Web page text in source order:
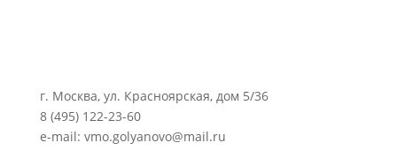
г. Москва, ул. Красноярская, дом 5/36
8 (495) 122-23-60
e-mail: vmo.golyanovo@mail.ru